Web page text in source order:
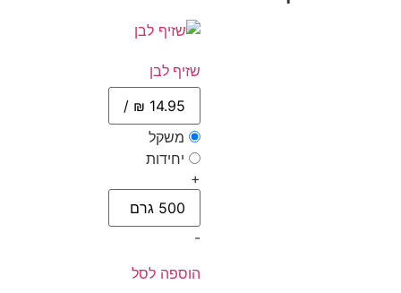
שזיף לבן
משקל
יחידות
+
-
הוספה לסל